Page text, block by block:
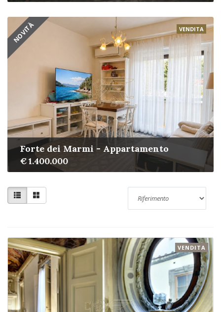
NOVITÀ VENDITA
Forte dei Marmi - Appartamento
€ 1.400.000
VENDITA